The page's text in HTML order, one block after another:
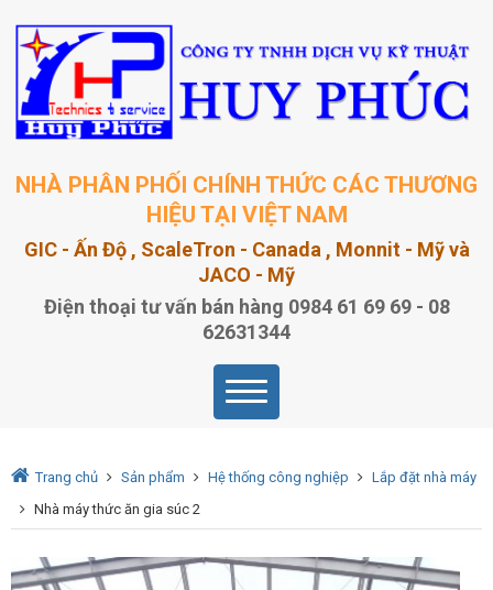
NHÀ PHÂN PHỐI CHÍNH THỨC CÁC THƯƠNG
HIỆU TẠI VIỆT NAM
GIC - Ấn Độ , ScaleTron - Canada , Monnit - Mỹ và
JACO - Mỹ
Điện thoại tư vấn bán hàng 0984 61 69 69 - 08
62631344
Trang chủ Sản phẩm Hệ thống công nghiệp
Lắp đặt nhà máy
Nhà máy thức ăn gia súc 2